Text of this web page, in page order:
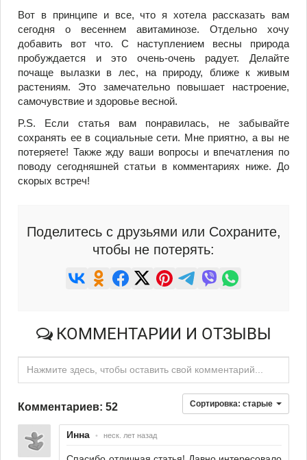
Вот в принципе и все, что я хотела рассказать вам
сегодня о весеннем авитаминозе. Отдельно хочу
добавить вот что. С наступлением весны природа
пробуждается и это очень-очень радует. Делайте
почаще вылазки в лес, на природу, ближе к живым
растениям. Это замечательно повышает настроение,
самочувствие и здоровье весной.
P.S. Если статья вам понравилась, не забывайте
сохранять ее в социальные сети. Мне приятно, а вы не
потеряете! Также жду ваши вопросы и впечатления по
поводу сегодняшней статьи в комментариях ниже. До
скорых встреч!
Поделитесь с друзьями или Сохраните,
чтобы не потерять:
КОММЕНТАРИИ И ОТЗЫВЫ
Нажмите здесь, чтобы оставить свой комментарий...
Комментариев: 52 Сортировка: старые
Инна • неск. лет назад